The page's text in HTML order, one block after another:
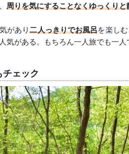
周りを気にすることなくゆっくりと
があり二人っきりでお風呂を楽し
気がある。もちろん一人旅でも一
ェック